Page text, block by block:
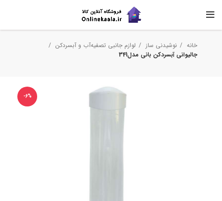
خانه نوشیدنی ساز
لوازم جانبی تصفیه‌آب و آبسردکن
جالیوانی آبسردکن بانی مدل341
-6%